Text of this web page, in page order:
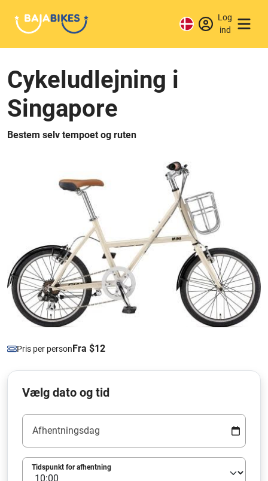
Log
ind
Cykeludlejning i
Singapore
Bestem selv tempoet og ruten
Pris per personFra $12
Vælg dato og tid
Afhentningsdag
Tidspunkt for afhentning